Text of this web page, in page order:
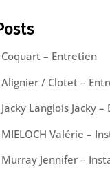
– Entretien
/ Clotet –
Langlois Jacky
Valérie –
Jennifer –